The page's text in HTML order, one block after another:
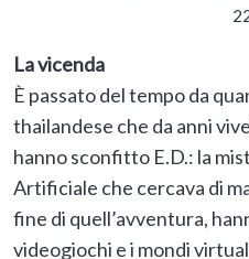
La vicenda
È passato del tempo da
thailandese che da anni
hanno sconfitto E.D.: la
Artificiale che cercava di
fine di quell’avventura,
videogiochi e i mondi